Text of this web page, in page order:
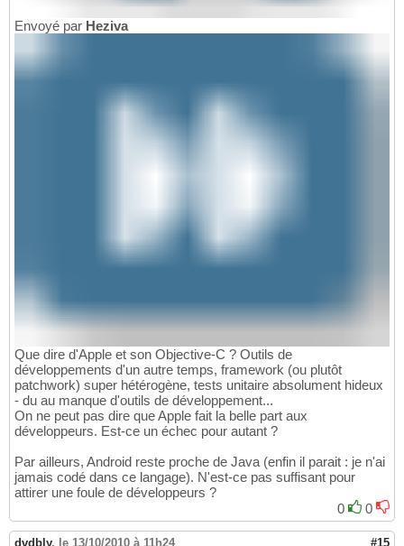
Envoyé par Heziva
Que dire d'Apple et son Objective-C ? Outils de
développements d'un autre temps, framework (ou plutôt
patchwork) super hétérogène, tests unitaire absolument hideux
- du au manque d'outils de développement...
On ne peut pas dire que Apple fait la belle part aux
développeurs. Est-ce un échec pour autant ?
Par ailleurs, Android reste proche de Java (enfin il parait : je n'ai
jamais codé dans ce langage). N'est-ce pas suffisant pour
attirer une foule de développeurs ?
0
0
dvdbly, le 13/10/2010 à 11h24 #15